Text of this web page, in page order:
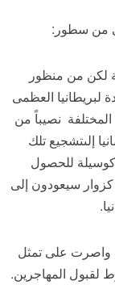
من سطور:
لكن من منظور
لبريطانيا العظمى
نصيباً من
إلىتشجيع تلك
للحصول
سيعودون إلى
واصرت على تمثل
لقبول المهاجرين.